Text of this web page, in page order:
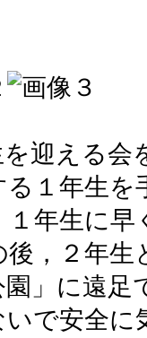
迎える会
１年生
１年生に
，２年
園」に遠
で安全